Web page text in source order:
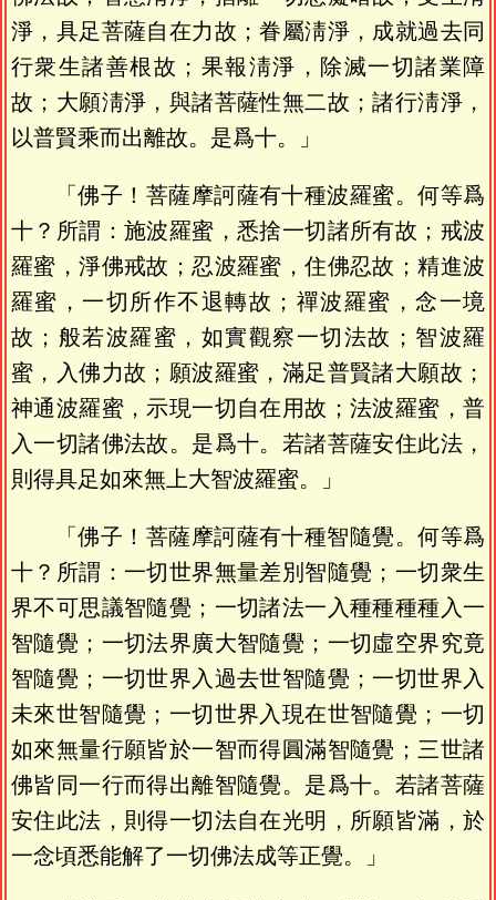
淨，具足菩薩自在力故；眷屬淸淨，成就過去同
行衆生諸善根故；果報淸淨，除滅一切諸業障
故；大願淸淨，與諸菩薩性無二故；諸行淸淨，
以普賢乘而出離故。是爲十。」
「佛子！菩薩摩訶薩有十種波羅蜜。何等爲
十？所謂：施波羅蜜，悉捨一切諸所有故；戒波
羅蜜，淨佛戒故；忍波羅蜜，住佛忍故；精進波
羅蜜，一切所作不退轉故；禪波羅蜜，念一境
故；般若波羅蜜，如實觀察一切法故；智波羅
蜜，入佛力故；願波羅蜜，滿足普賢諸大願故；
神通波羅蜜，示現一切自在用故；法波羅蜜，普
入一切諸佛法故。是爲十。若諸菩薩安住此法，
則得具足如來無上大智波羅蜜。」
「佛子！菩薩摩訶薩有十種智隨覺。何等爲
十？所謂：一切世界無量差別智隨覺；一切衆生
界不可思議智隨覺；一切諸法一入種種種種入一
智隨覺；一切法界廣大智隨覺；一切虛空界究竟
智隨覺；一切世界入過去世智隨覺；一切世界入
未來世智隨覺；一切世界入現在世智隨覺；一切
如來無量行願皆於一智而得圓滿智隨覺；三世諸
佛皆同一行而得出離智隨覺。是爲十。若諸菩薩
安住此法，則得一切法自在光明，所願皆滿，於
一念頃悉能解了一切佛法成等正覺。」